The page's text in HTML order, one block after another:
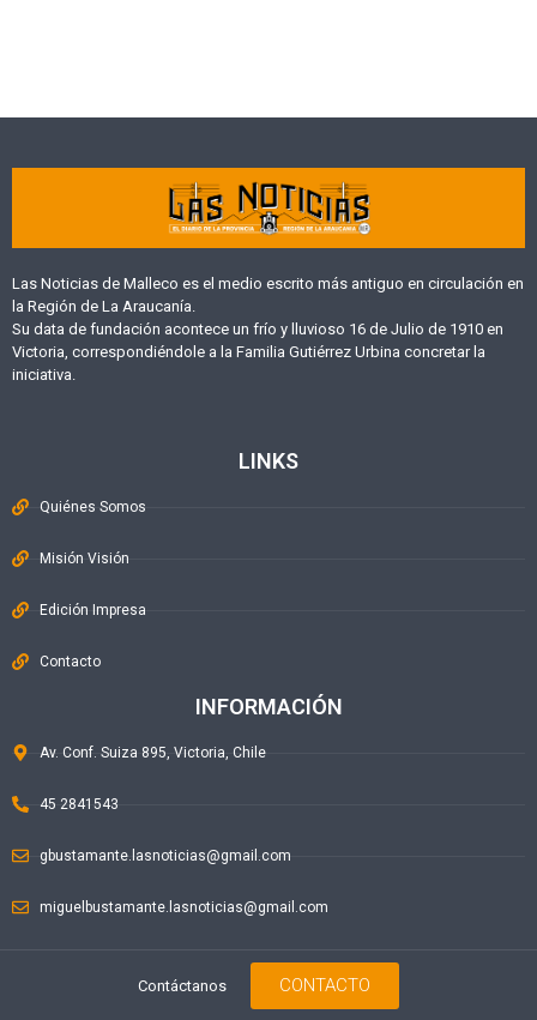
Las Noticias de Malleco es el medio escrito más antiguo en circulación en
la Región de La Araucanía.
Su data de fundación acontece un frío y lluvioso 16 de Julio de 1910 en
Victoria, correspondiéndole a la Familia Gutiérrez Urbina concretar la
iniciativa.
LINKS
Quiénes Somos
Misión Visión
Edición Impresa
Contacto
INFORMACIÓN
Av. Conf. Suiza 895, Victoria, Chile
45 2841543
gbustamante.lasnoticias@gmail.com
miguelbustamante.lasnoticias@gmail.com
Contáctanos CONTACTO